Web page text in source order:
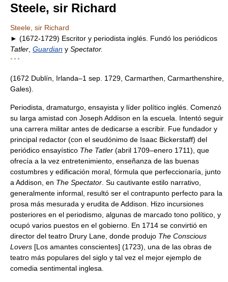
Steele, sir Richard
Steele, sir Richard
► (1672-1729) Escritor y periodista inglés. Fundó los periódicos
Tatler Guardian y Spectator.
* * *
(1672 Dublín, Irlanda–1 sep. 1729, Carmarthen, Carmarthenshire,
Gales).
Periodista, dramaturgo, ensayista y líder político inglés. Comenzó
su larga amistad con Joseph Addison en la escuela. Intentó seguir
una carrera militar antes de dedicarse a escribir. Fue fundador y
principal redactor (con el seudónimo de Isaac Bickerstaff) del
periódico ensayístico The Tatler (abril 1709–enero 1711), que
ofrecía a la vez entretenimiento, enseñanza de las buenas
costumbres y edificación moral, fórmula que perfeccionaría, junto
a Addison, en The Spectator . Su cautivante estilo narrativo,
generalmente informal, resultó ser el contrapunto perfecto para la
prosa más mesurada y erudita de Addison. Hizo incursiones
posteriores en el periodismo, algunas de marcado tono político, y
ocupó varios puestos en el gobierno. En 1714 se convirtió en
director del teatro Drury Lane, donde produjo The Conscious
Lovers [Los amantes conscientes] (1723), una de las obras de
teatro más populares del siglo y tal vez el mejor ejemplo de
comedia sentimental inglesa.